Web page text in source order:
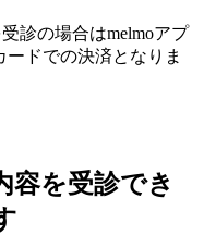
診の場合はmelmoアプ
ドでの決済となりま
容を受診でき